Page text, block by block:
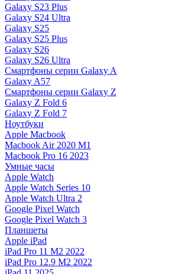
Galaxy S23 Plus
Galaxy S24 Ultra
Galaxy S25
Galaxy S25 Plus
Galaxy S26
Galaxy S26 Ultra
Смартфоны серии Galaxy A
Galaxy A57
Смартфоны серии Galaxy Z
Galaxy Z Fold 6
Galaxy Z Fold 7
Ноутбуки
Apple Macbook
Macbook Air 2020 M1
Macbook Pro 16 2023
Умные часы
Apple Watch
Apple Watch Series 10
Apple Watch Ultra 2
Google Pixel Watch
Google Pixel Watch 3
Планшеты
Apple iPad
iPad Pro 11 M2 2022
iPad Pro 12.9 M2 2022